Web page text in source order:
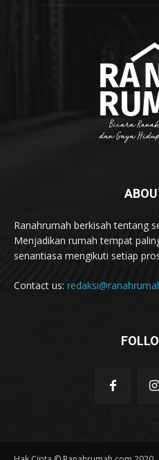
Ranahrumah berkisah tentang
Menjadikan rumah tempat
senantiasa mengikuti setiap
Contact us: